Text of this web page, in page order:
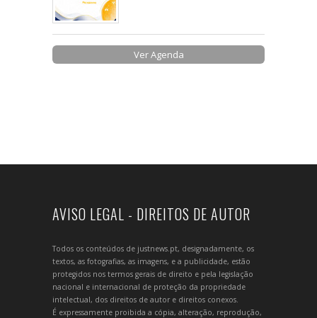
Ver Agenda
AVISO LEGAL - DIREITOS DE AUTOR
Todos os conteúdos de justnews.pt, designadamente, os
textos, as fotografias, as imagens, e a publicidade, estão
protegidos nos termos gerais de direito e pela legislação
nacional e internacional de proteção da propriedade
intelectual, dos direitos de autor e direitos conexos.
É expressamente proibida a cópia, alteração, reprodução,